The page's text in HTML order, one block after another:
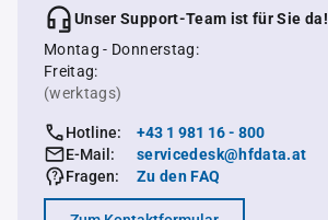
Unser Support-Team ist für Sie da!
Montag - Donnerstag:
Freitag:
(werktags)
Hotline:
+43 1 981 16 - 800
E-Mail:
servicedesk@hfdata.at
Fragen:
Zu den FAQ